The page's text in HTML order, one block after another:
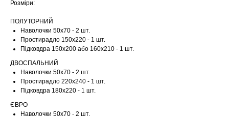
Розміри:
ПОЛУТОРНИЙ
Наволочки 50х70 - 2 шт.
Простирадло 150х220 - 1 шт.
Підковдра 150х200 або 160х210 - 1 шт.
ДВОСПАЛЬНИЙ
Наволочки 50х70 - 2 шт.
Простирадло 220х240 - 1 шт.
Підковдра 180х220 - 1 шт.
ЄВРО
Наволочки 50х70 - 2 шт.